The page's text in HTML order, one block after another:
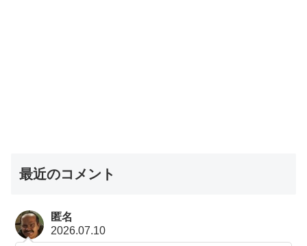
最近のコメント
匿名
2026.07.10